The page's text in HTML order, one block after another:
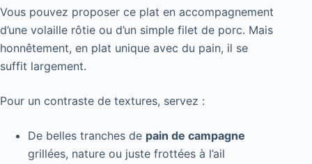
Vous pouvez proposer ce plat en accompagnement
d’une volaille rôtie ou d’un simple filet de porc. Mais
honnêtement, en plat unique avec du pain, il se
suffit largement.
Pour un contraste de textures, servez :
De belles tranches de pain de campagne
grillées, nature ou juste frottées à l’ail